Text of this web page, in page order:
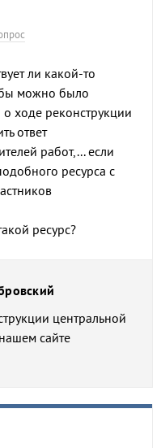
ли какой-то
можно было
ходе реконструкции
ответ
работ,... если
ресурса с
ресурс?
центральной
сайте